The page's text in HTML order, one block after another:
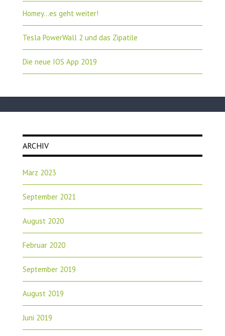
Homey…es geht weiter!
Tesla PowerWall 2 und das Zipatile
Die neue IOS App 2019
ARCHIV
März 2023
September 2021
August 2020
Februar 2020
September 2019
August 2019
Juni 2019